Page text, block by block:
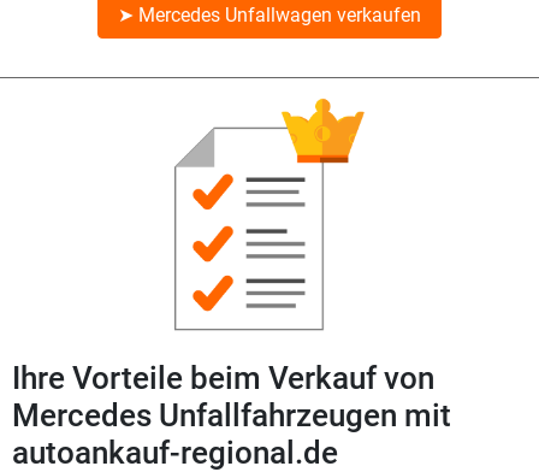
➤ Mercedes Unfallwagen verkaufen
Ihre Vorteile beim Verkauf von
Mercedes Unfallfahrzeugen mit
autoankauf-regional.de